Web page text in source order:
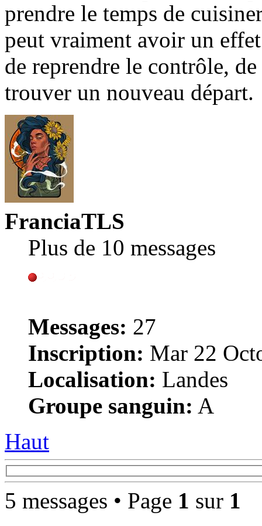
prendre le temps de
peut vraiment avoir un
de reprendre le contrôle,
trouver un nouveau départ.
FranciaTLS
Plus de 10 messages
Messages: 27
Inscription: Mar 22
Localisation: Landes
Groupe sanguin: A
Haut
5 messages • Page 1 sur 1